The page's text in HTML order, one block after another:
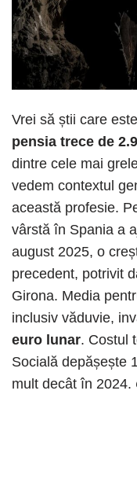
Vrei să știi care este
pensia trece de
dintre cele mai
vedem contextul
această profesie.
vârstă în Spania a
august 2025, o
precedent, potrivit
Girona. Media
inclusiv văduvie,
euro lunar. Costul
Socială depășește
mult decât în 2024.